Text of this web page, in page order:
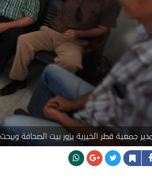
جمعية قطر الخيرية يزور بيت الصحافة